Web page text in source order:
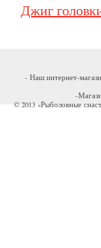
Джиг
- Наш интернет-
-
© 2013 «Рыболовные